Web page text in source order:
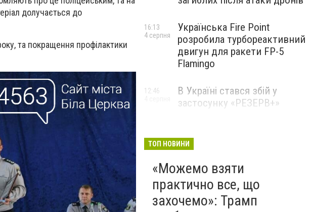
долучається до
та покращення профілактики
Українська Fire Point
розробила турбореактивний
двигун для ракети FP-5
Flamingo
16:13
4 серпня
В Україні стався збій у
застосунку «РЕЗЕРВ+»
12:46
ТОП НОВИНИ
«Можемо взяти
практично все, що
захочемо»: Трамп